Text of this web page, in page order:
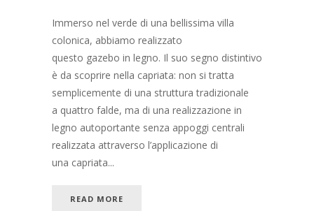
Immerso nel verde di una bellissima villa
colonica, abbiamo realizzato
questo gazebo in legno. Il suo segno distintivo
è da scoprire nella capriata: non si tratta
semplicemente di una struttura tradizionale
a quattro falde, ma di una realizzazione in
legno autoportante senza appoggi centrali
realizzata attraverso l’applicazione di
una capriata...
READ MORE